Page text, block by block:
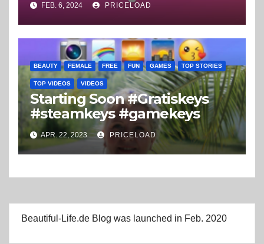
FEB. 6, 2024 PRICELOAD
BEAUTY FEMALE FREE FUN GAMES TOP STORIES
TOP VIDEOS VIDEOS
Starting Soon #Gratiskeys
#steamkeys #gamekeys
APR. 22, 2023 PRICELOAD
Beautiful-Life.de Blog was launched in Feb. 2020